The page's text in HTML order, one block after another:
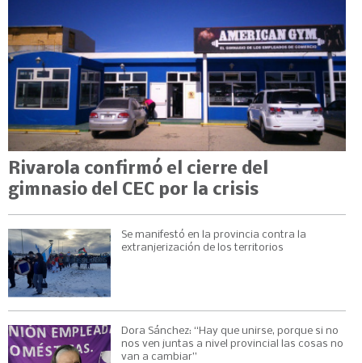
Rivarola confirmó el cierre del
gimnasio del CEC por la crisis
Se manifestó en la provincia contra la
extranjerización de los territorios
Dora Sánchez: “Hay que unirse, porque si no
nos ven juntas a nivel provincial las cosas no
van a cambiar”